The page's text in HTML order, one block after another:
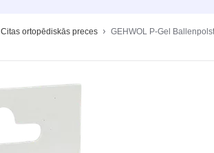
Citas ortopēdiskās preces GEHWOL P-Gel